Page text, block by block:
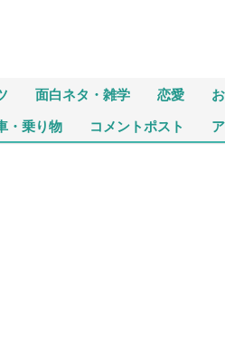
面白ネタ・雑学 恋愛
・乗り物 コメントポスト